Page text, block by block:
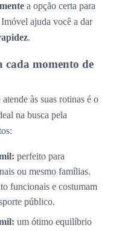
a opção certa para
ajuda você a dar
.
cada momento de
às suas rotinas é o
na busca pela
perfeito para
ou mesmo famílias.
funcionais e costumam
público.
um ótimo equilíbrio